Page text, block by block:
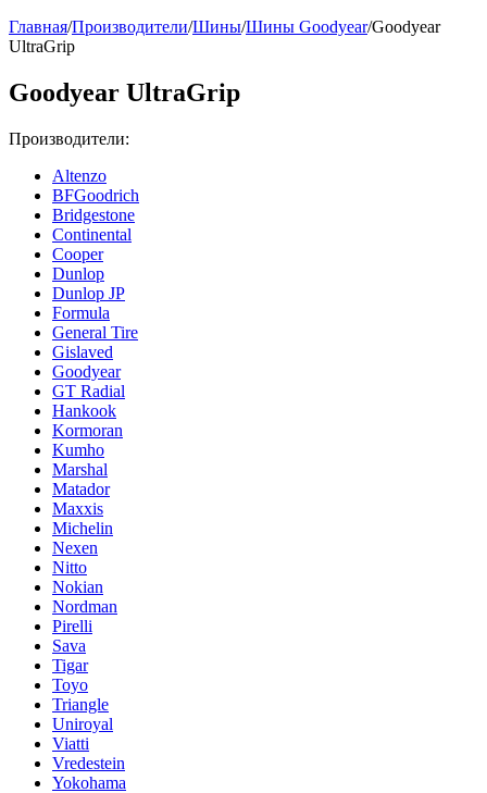
Главная/Производители/Шины/Шины Goodyear/Goodyear
UltraGrip
Goodyear UltraGrip
Производители:
Altenzo
BFGoodrich
Bridgestone
Continental
Cooper
Dunlop
Dunlop JP
Formula
General Tire
Gislaved
Goodyear
GT Radial
Hankook
Kormoran
Kumho
Marshal
Matador
Maxxis
Michelin
Nexen
Nitto
Nokian
Nordman
Pirelli
Sava
Tigar
Toyo
Triangle
Uniroyal
Viatti
Vredestein
Yokohama